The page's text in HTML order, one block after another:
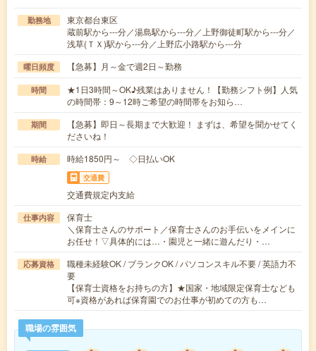
勤務地
東京都台東区
蔵前駅から---分／湯島駅から---分／上野御徒町駅から---分／
浅草(ＴＸ)駅から---分／上野広小路駅から---分
曜日頻度 【急募】月～金で週2日～勤務
時間
★1日3時間～OK♪残業はありません！【勤務シフト例】人気
の時間帯：9～12時ご希望の時間帯をお知ら…
期間
【急募】即日～長期まで大歓迎！ まずは、希望を聞かせてく
ださいね！
時給 時給1850円～ ◇日払いOK
交通費
交通費規定内支給
仕事内容
保育士
＼保育士さんのサポート／保育士さんのお手伝いをメインに
お任せ！▽具体的には…・園児と一緒に遊んだり・…
応募資格
職種未経験OK / ブランクOK / パソコンスキル不要 / 英語力不
要
【保育士資格をお持ちの方】★国家・地域限定保育士なども
可※資格があれば保育園でのお仕事が初めての方も…
職場の雰囲気